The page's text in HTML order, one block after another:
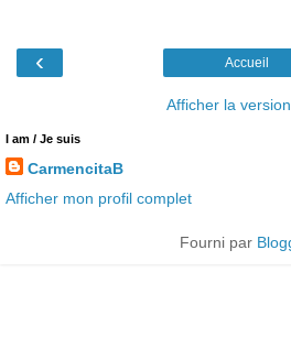
‹ Accueil
Afficher la
I am / Je suis
CarmencitaB
Afficher mon profil complet
Fourni par